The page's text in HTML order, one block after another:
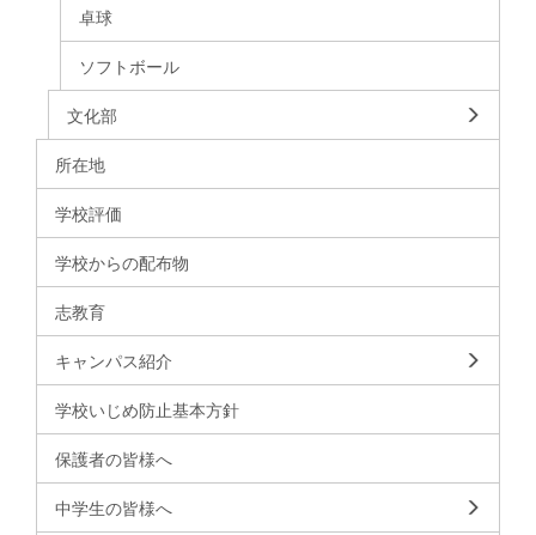
卓球
ソフトボール
文化部
所在地
学校評価
学校からの配布物
志教育
キャンパス紹介
学校いじめ防止基本方針
保護者の皆様へ
中学生の皆様へ